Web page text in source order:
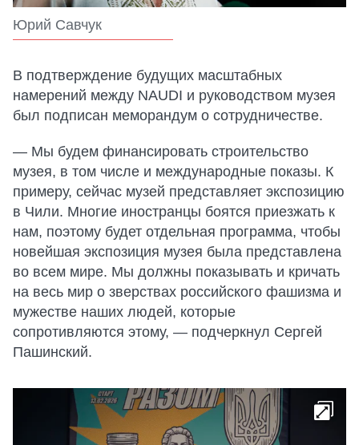
Юрий Савчук
В подтверждение будущих масштабных
намерений между NAUDI и руководством музея
был подписан меморандум о сотрудничестве.
— Мы будем финансировать строительство
музея, в том числе и международные показы. К
примеру, сейчас музей представляет экспозицию
в Чили. Многие иностранцы боятся приезжать к
нам, поэтому будет отдельная программа, чтобы
новейшая экспозиция музея была представлена
во всем мире. Мы должны показывать и кричать
на весь мир о зверствах российского фашизма и
мужестве наших людей, которые
сопротивляются этому, — подчеркнул Сергей
Пашинский.